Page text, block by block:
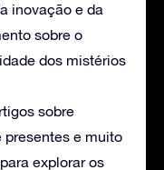
inovação e da
sobre o
dos mistérios
sobre
presentes e muito
explorar os